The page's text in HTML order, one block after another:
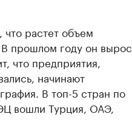
растет объем
прошлом году он вырос
что предприятия,
начинают
В топ-5 стран по
вошли Турция, ОАЭ,